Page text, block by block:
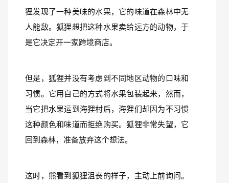
狸发现了一种美味的水果，它的味道在森林中无
人能敌。狐狸想把这种水果卖给远方的动物，于
是它决定开一家跨境商店。
但是，狐狸并没有考虑到不同地区动物的口味和
习惯。它用自己的方式将水果包装起来，然而，
当它把水果运到海狸村后，海狸们却因为不习惯
这种颜色和味道而拒绝购买。狐狸非常失望，它
回到森林，准备放弃这个想法。
这时，熊看到狐狸沮丧的样子，主动上前询问。